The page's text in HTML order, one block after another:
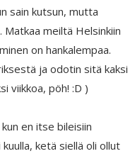
sain kutsun, mutta
meiltä Helsinkiin
on hankalempaa.
ja odotin sitä kaksi
viikkoa, pöh! :D )
en itse bileisiin
ketä siellä oli ollut